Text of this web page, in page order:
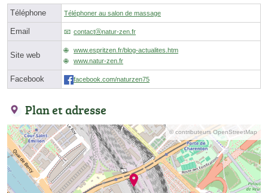
Téléphone Téléphoner au salon de massage
Email contactⓐnatur-zen.fr
Site web
www.espritzen.fr/blog-actualites.htm
www.natur-zen.fr
Facebook facebook.com/naturzen75
Plan et adresse
© contributeurs OpenStreetMap